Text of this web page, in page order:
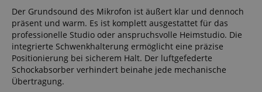
Der Grundsound des Mikrofon ist äußert klar und dennoch
präsent und warm. Es ist komplett ausgestattet für das
professionelle Studio oder anspruchsvolle Heimstudio. Die
integrierte Schwenkhalterung ermöglicht eine präzise
Positionierung bei sicherem Halt. Der luftgefederte
Schockabsorber verhindert beinahe jede mechanische
Übertragung.